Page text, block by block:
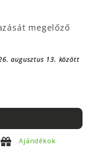
megelőző
augusztus 13. között
Ajándékok